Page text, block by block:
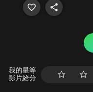
我的星等
影片給分